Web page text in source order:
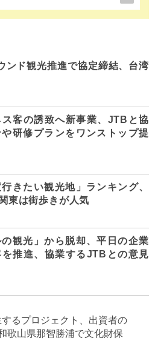
ンド観光推進で協定締結、台湾
客の誘致へ新事業、JTBと協
研修プランをワンストップ提
きたい観光地」ランキング、
東は街歩きが人気
観光」から脱却、平日の企業
推進、協業するJTBとの意見
るプロジェクト、出資者の
歌山県那智勝浦で文化財保